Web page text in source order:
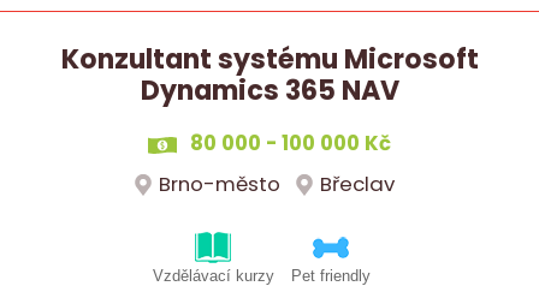
Konzultant systému Microsoft
Dynamics 365 NAV
80 000 - 100 000 Kč
Brno-město
Břeclav
Vzdělávací kurzy Pet friendly